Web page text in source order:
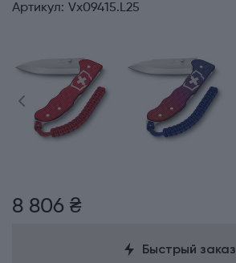
Артикул: Vx09415.L25
8 806 ₴
Быстрый заказ